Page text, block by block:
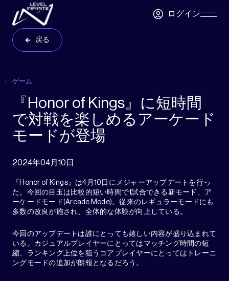
Skip to main content
ログインSkip
戻る
ゲーム
『Honor of Kings』に短時間
で対戦を楽しめるアーケード
モードが登場
2024年04月10日
『Honor of Kings』は4月10日にメジャーアップデートを行っ
た。今回の目玉は比較的短い時間で1試合できる新モード、ア
ーケードモード(Arcade Mode)。従来のレギュラーモードにも
多数の改良が施され、全体的な体験が向上している。
今回のアップデートは誰にとっても嬉しい内容が盛り込まれて
いる。カジュアルプレイヤーにとってはマッチング時間の短
縮、ランキング上位を狙うコアプレイヤーにとってはトレーニ
ングモードの追加が朗報となるだろう。